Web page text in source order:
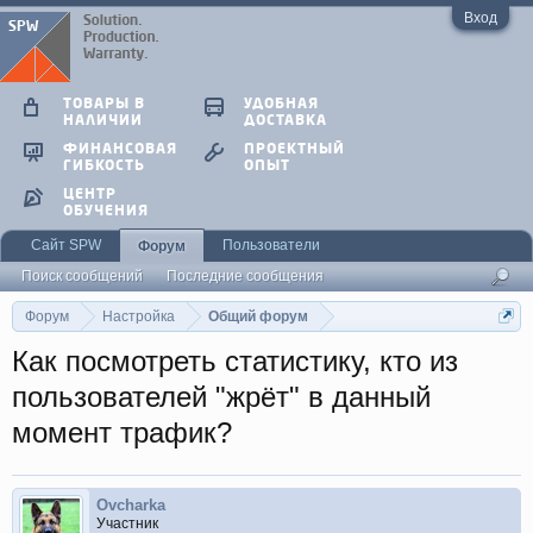
Вход
Форум Настройка Общий форум
Как посмотреть статистику, кто из
пользователей "жрёт" в данный
момент трафик?
Ovcharka
Участник
ТОВАРЫ В
НАЛИЧИИ
УДОБНАЯ
ДОСТАВКА
ФИНАНСОВАЯ
ГИБКОСТЬ
ПРОЕКТНЫЙ
ОПЫТ
ЦЕНТР
ОБУЧЕНИЯ
Сайт SPW
Форум
Поиск сообщений
Последние сообщения
Пользователи